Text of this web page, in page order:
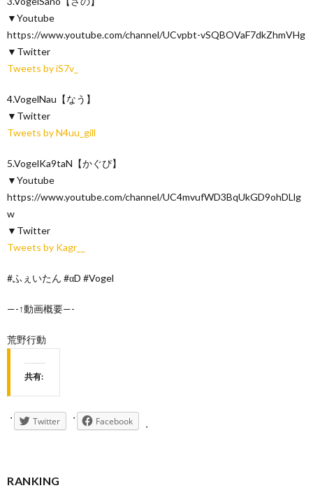
▼Youtube
https://www.youtube.com/channel/UCvpbt-vSQBOVaF7dkZhmVHg
▼Twitter
Tweets by iS7v_
4.VogelNau【なう】
▼Twitter
Tweets by N4uu_gill
5.VogelKa9taN【かぐぴ】
▼Youtube
https://www.youtube.com/channel/UC4mvufWD3BqUkGD9ohDLlg
w
▼Twitter
Tweets by Kagr__
#ふぇいたん #αD #Vogel
—-↑動画概要—-
荒野行動
共有:
Twitter Facebook
RANKING